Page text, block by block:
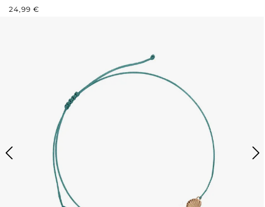
REGULÄRER PREIS:
24,99 €